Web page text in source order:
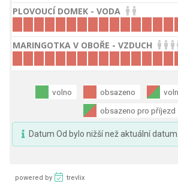
PLOVOUCÍ DOMEK - VODA
MARINGOTKA V OBOŘE - VZDUCH
volno obsazeno
obsazeno pro příjezd
Datum Od bylo nižší než aktuální
powered by trevlix